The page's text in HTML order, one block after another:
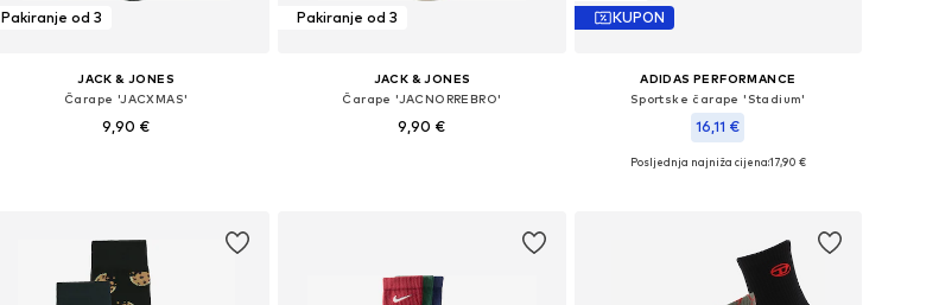
Pakiranje od 3
JACK & JONES
Čarape 'JACXMAS'
9,90 €
Pakiranje od 3
JACK & JONES
Čarape 'JACNORREBRO'
9,90 €
KUPON
ADIDAS PERFORMANCE
Sportske čarape 'Stadium'
16,11 €
Dostupno u više veličina
Posljednja najniža cijena:17,90 €